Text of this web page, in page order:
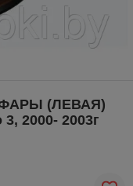
(ЛЕВАЯ)
2000- 2003г